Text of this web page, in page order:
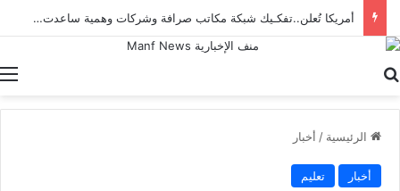
أمريكا تُعلن..تفكـيك شبكة مكاتب صرافة وشركات وهمية ساعدت إيران على تهـريب الأموال
الرئيسية / أخبار
أخبار تعليم